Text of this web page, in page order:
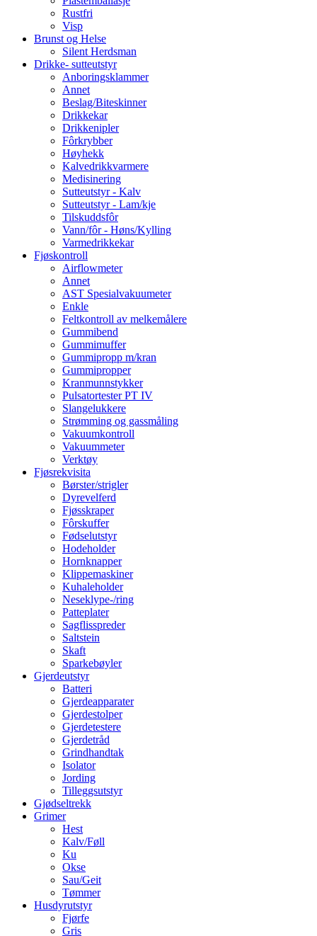
Rustfri
Visp
Brunst og Helse
Silent Herdsman
Drikke- sutteutstyr
Anboringsklammer
Annet
Beslag/Biteskinner
Drikkekar
Drikkenipler
Fôrkrybber
Høyhekk
Kalvedrikkvarmere
Medisinering
Sutteutstyr - Kalv
Sutteutstyr - Lam/kje
Tilskuddsfôr
Vann/fôr - Høns/Kylling
Varmedrikkekar
Fjøskontroll
Airflowmeter
Annet
AST Spesialvakuumeter
Enkle
Feltkontroll av melkemålere
Gummibend
Gummimuffer
Gummipropp m/kran
Gummipropper
Kranmunnstykker
Pulsatortester PT IV
Slangelukkere
Strømming og gassmåling
Vakuumkontroll
Vakuummeter
Verktøy
Fjøsrekvisita
Børster/strigler
Dyrevelferd
Fjøsskraper
Fôrskuffer
Fødselutstyr
Hodeholder
Hornknapper
Klippemaskiner
Kuhaleholder
Neseklype-/ring
Patteplater
Sagflisspreder
Saltstein
Skaft
Sparkebøyler
Gjerdeutstyr
Batteri
Gjerdeapparater
Gjerdestolper
Gjerdetestere
Gjerdetråd
Grindhandtak
Isolator
Jording
Tilleggsutstyr
Gjødseltrekk
Grimer
Hest
Kalv/Føll
Ku
Okse
Sau/Geit
Tømmer
Husdyrutstyr
Fjørfe
Gris